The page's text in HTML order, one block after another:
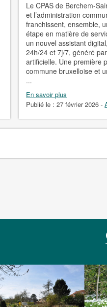
Le CPAS de Berchem-
et l’administration
franchissent, ensemble,
étape en matière de
un nouvel assistant
24h/24 et 7j/7, généré
artificielle. Une première
commune bruxelloise et
...
En savoir plus
Publié le :27 février 2026 -